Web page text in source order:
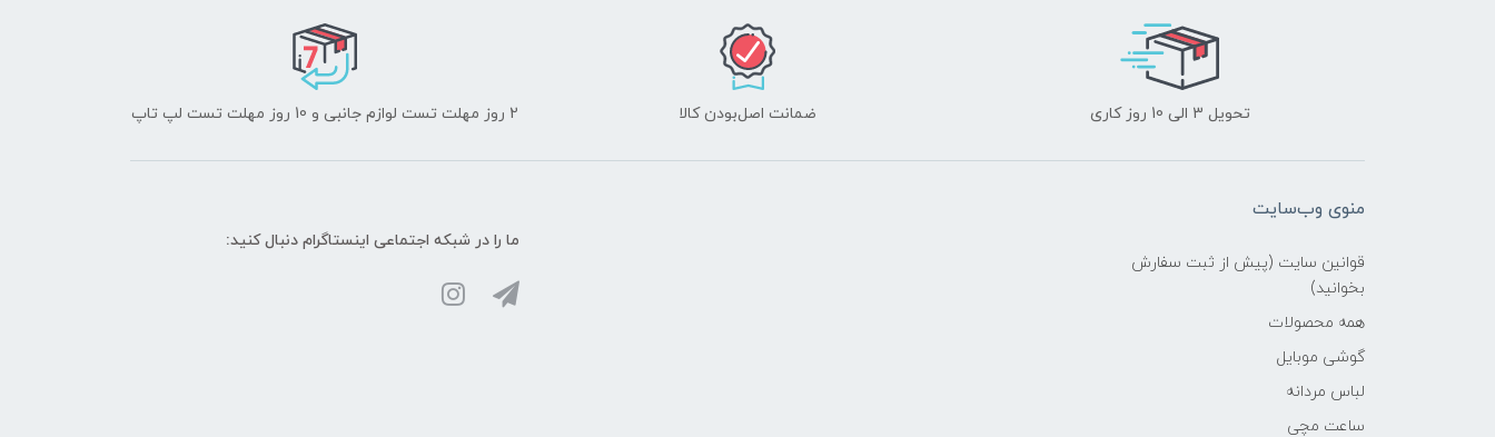
تحویل 3 الی 10 روز کاری ضمانت اصل‌بودن کالا 2 روز مهلت تست لوازم جانبی و 10 روز مهلت تست لپ تاپ
منوی وب‌سایت
قوانین سایت (پیش از ثبت سفارش
بخوانید)
همه محصولات
گوشی موبایل
لباس مردانه
ساعت مچی
ما را در شبکه‌ اجتماعی اینستاگرام دنبال کنید: